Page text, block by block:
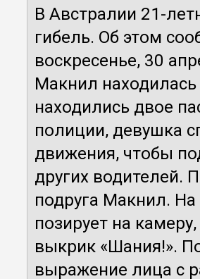
В Австралии 21-
гибель. Об этом
воскресенье, 30
Макнил
находились двое
полиции, девушка
движения, чтобы
других водителей.
подруга Макнил.
позирует на
выкрик «Шания!».
выражение лица с